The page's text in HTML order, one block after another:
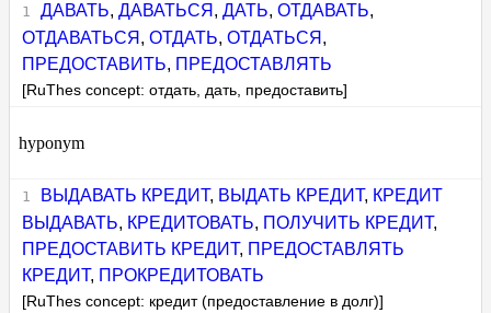
ДАВАТЬ, ДАВАТЬСЯ , ДАТЬ, ОТДАВАТЬ,
ОТДАВАТЬСЯ ,ОТДАТЬ,ОТДАТЬСЯ ,
ПРЕДОСТАВИТЬ, ПРЕДОСТАВЛЯТЬ
[RuThes concept: отдать, дать, предоставить]
hyponym
ВЫДАВАТЬ КРЕДИТ, ВЫДАТЬ КРЕДИТ, КРЕДИТ
ВЫДАВАТЬ, КРЕДИТОВАТЬ, ПОЛУЧИТЬ КРЕДИТ,
ПРЕДОСТАВИТЬ КРЕДИТ, ПРЕДОСТАВЛЯТЬ
КРЕДИТ, ПРОКРЕДИТОВАТЬ
[RuThes concept: кредит (предоставление в долг)]